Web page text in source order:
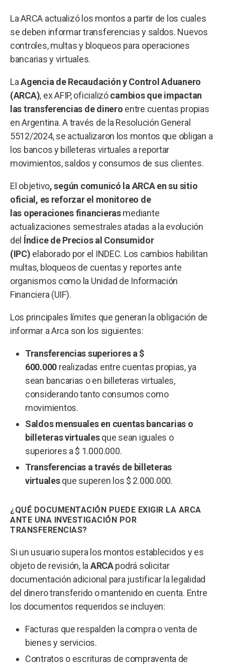
La ARCA actualizó los montos a partir de los cuales
se deben informar transferencias y saldos. Nuevos
controles, multas y bloqueos para operaciones
bancarias y virtuales.
LaAgencia de Recaudación y Control Aduanero
(ARCA), ex AFIP, oficializócambios que impactan
las transferencias de dinero entre cuentas propias
en Argentina. A través de la Resolución General
5512/2024, se actualizaron los montos que obligan a
los bancos y billeteras virtuales a reportar
movimientos, saldos y consumos de sus clientes.
El objetivo, según comunicó la ARCA en su sitio
oficial, es reforzar el monitoreo de
las operaciones financierasmediante
actualizaciones semestrales atadas a la evolución
del Índice de Precios al Consumidor
(IPC) elaborado por el INDEC. Los cambios habilitan
multas, bloqueos de cuentas y reportes ante
organismos como la Unidad de Información
Financiera (UIF).
Los principales límites que generan la obligación de
informar a Arca son los siguientes:
Transferencias superiores a $
600.000 realizadas entre cuentas propias, ya
sean bancarias o en billeteras virtuales,
considerando tanto consumos como
movimientos.
Saldos mensuales en cuentas bancarias o
billeteras virtualesque sean iguales o
superiores a $ 1.000.000.
Transferencias a través de billeteras
virtualesque superen los $ 2.000.000.
¿QUÉ DOCUMENTACIÓN PUEDE EXIGIR LA ARCA
ANTE UNA INVESTIGACIÓN POR
TRANSFERENCIAS?
Si un usuario supera los montos establecidos y es
objeto de revisión, la ARCApodrá solicitar
documentación adicional para justificar la legalidad
del dinero transferido o mantenido en cuenta. Entre
los documentos requeridos se incluyen:
Facturas que respalden la compra o venta de
bienes y servicios.
Contratos o escrituras de compraventa de